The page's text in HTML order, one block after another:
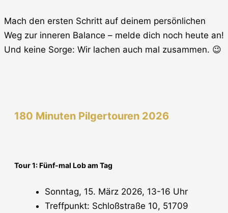
Mach den ersten Schritt auf deinem persönlichen
Weg zur inneren Balance – melde dich noch heute an!
Und keine Sorge: Wir lachen auch mal zusammen. 😉
180 Minuten Pilgertouren 2026
Tour 1: Fünf-mal Lob am Tag
Sonntag, 15. März 2026, 13-16 Uhr
Treffpunkt: Schloßstraße 10, 51709